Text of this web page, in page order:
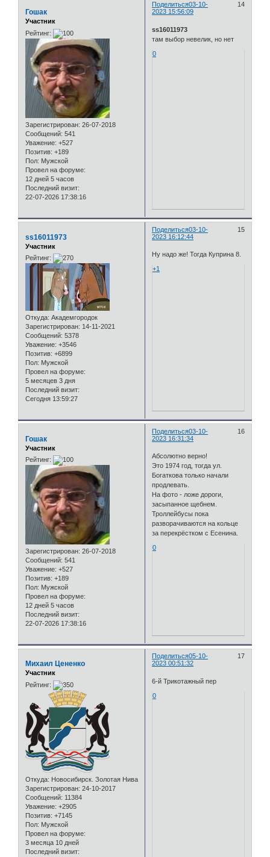
Поделиться 14
03-10-
2023 15:56:09
Гошак
Участник
Рейтинг:
Зарегистрирован: 26-07-2018
Сообщений: 541
Уважение: +527
Позитив: +189
Пол: Мужской
Провел на форуме:
12 дней 5 часов
Последний визит:
22-07-2026 17:38:16
ss16011973
там выбор невелик, но нет
0
Поделиться 15
03-10-
2023 16:12:44
ss16011973
Участник
Рейтинг:
Откуда: Академгородок
Зарегистрирован: 14-11-2021
Сообщений: 5378
Уважение: +3546
Позитив: +6899
Пол: Мужской
Провел на форуме:
5 месяцев 3 дня
Последний визит:
Сегодня 13:59:27
Ну надо же! Тогда Куприна 8.
+1
Поделиться 16
03-10-
2023 16:31:34
Гошак
Участник
Рейтинг:
Зарегистрирован: 26-07-2018
Сообщений: 541
Уважение: +527
Позитив: +189
Пол: Мужской
Провел на форуме:
12 дней 5 часов
Последний визит:
22-07-2026 17:38:16
Абсолютно верно!
Это 1974 год, тогда ул.
Богаткова только начали
продлевать.
На фото - ложе дороги,
засыпанное щебнем.
Троллейбусы пока
разворачиваются на кольце
за перекрёстком с Есенина.
0
Поделиться 17
05-10-
2023 00:51:32
Михаил Цененко
Участник
Рейтинг:
Откуда: Новосибирск. Золотая Нива
Зарегистрирован: 24-10-2017
Сообщений: 11384
Уважение: +2905
Позитив: +7145
Пол: Мужской
Провел на форуме:
3 месяца 10 дней
Последний визит:
6-й Трикотажный пер
0